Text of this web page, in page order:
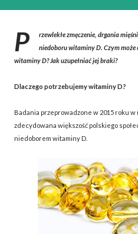
P
rzewlekłe zmęczenie, drgania
niedoboru witaminy D. Czym może
witaminy D? Jak uzupełniać jej braki?
Dlaczego potrzebujemy witaminy D?
Badania przeprowadzone w 2015 roku w
zdecydowana większość polskiego
niedoborem witaminy D.